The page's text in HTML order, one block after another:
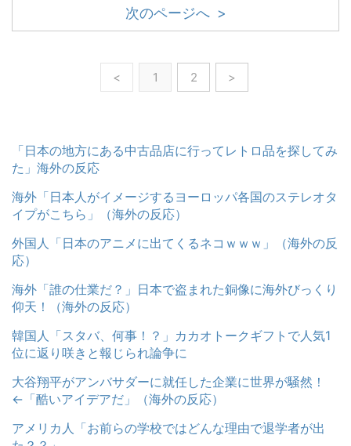
次のページへ >
< 1 2 >
「日本の地方にある中古品店に行ってレトロ品を探してみ
た」海外の反応
海外「日本人がイメージするヨーロッパ各国のステレオタ
イプがこちら」（海外の反応）
外国人「日本のアニメに出てくるネコｗｗｗ」（海外の反
応）
海外「誰の仕業だ？」日本で盗まれた銅像に海外びっくり
仰天！（海外の反応）
韓国人「スタバ、何事！？」カカオトークギフトで人気1
位に返り咲きと報じられ論争に
大谷翔平がアンバサダーに就任した企業に世界が騒然！
←「酷いアイデアだ」（海外の反応）
アメリカ人「お前らの学校ではどんな理由で退学者が出